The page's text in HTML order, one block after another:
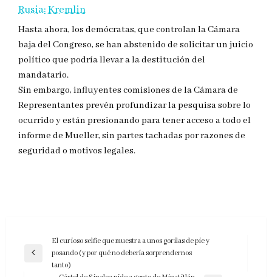
Rusia: Kremlin
Hasta ahora, los demócratas, que controlan la Cámara
baja del Congreso, se han abstenido de solicitar un juicio
político que podría llevar a la destitución del
mandatario.
Sin embargo, influyentes comisiones de la Cámara de
Representantes prevén profundizar la pesquisa sobre lo
ocurrido y están presionando para tener acceso a todo el
informe de Mueller, sin partes tachadas por razones de
seguridad o motivos legales.
Navegación
de
El curioso selfie que muestra a unos gorilas de pie y
posando (y por qué no debería sorprendernos
tanto)